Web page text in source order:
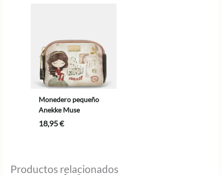
Monedero pequeño
Anekke Muse
18,95€
Productos relacionados